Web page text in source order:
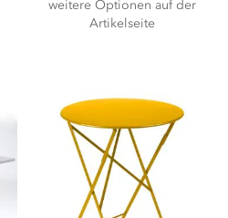
weitere Optionen auf der
Artikelseite